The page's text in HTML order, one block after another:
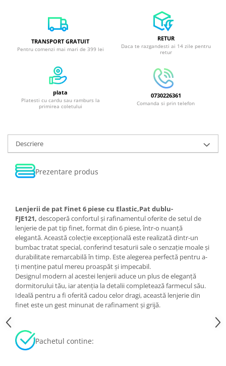
TRANSPORT GRATUIT
Pentru comenzi mai mari de 399 lei
RETUR
Daca te razgandesti ai 14 zile pentru
retur
plata
Platesti cu cardu sau ramburs la
primirea coletului
0730226361
Comanda si prin telefon
Descriere
Prezentare produs
Lenjerii de pat Finet 6 piese cu Elastic,Pat dublu-
FJE121, descoperă confortul și rafinamentul oferite de setul de
lenjerie de pat tip finet, format din 6 piese, într-o nuanță
elegantă. Această colecție excepțională este realizată dintr-un
bumbac tratat special, conferind tesaturii sale o senzație moale și
durabilitate remarcabilă în timp. Este alegerea perfectă pentru a-
ți menține patul mereu proaspăt și impecabil.
Designul modern al acestei lenjerii aduce un plus de eleganță
dormitorului tău, iar atenția la detalii completează farmecul său.
Ideală pentru a fi oferită cadou celor dragi, această lenjerie din
finet este un gest minunat de rafinament și grijă.
Pachetul contine: